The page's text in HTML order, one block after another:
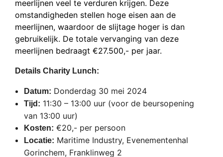
meerlijnen veel te verduren krijgen. Deze
omstandigheden stellen hoge eisen aan de
meerlijnen, waardoor de slijtage hoger is dan
gebruikelijk. De totale vervanging van deze
meerlijnen bedraagt €27.500,- per jaar.
Details Charity Lunch:
Datum: Donderdag 30 mei 2024
Tijd: 11:30 – 13:00 uur (voor de beursopening
van 13:00 uur)
Kosten: €20,- per persoon
Locatie: Maritime Industry, Evenementenhal
Gorinchem, Franklinweg 2